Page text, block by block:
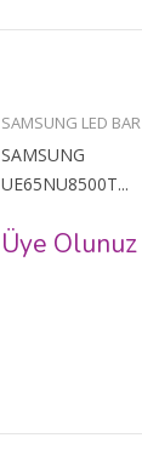
SAMSUNG LED BAR
SAMSUNG
UE65NU8500T...
Üye Olunuz